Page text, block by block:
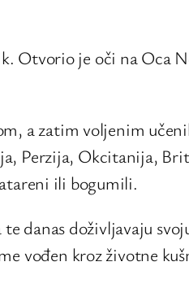
je oči na Oca
a zatim voljenim
Perzija, Okcitanija,
ili bogumili.
danas doživljavaju
vođen kroz životne